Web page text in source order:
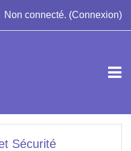
Non connecté. (Connexion)
Sécurité